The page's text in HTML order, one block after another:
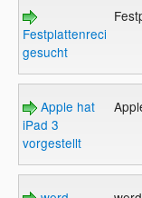
Festplattenreciever
gesucht
Apple hat
iPad 3
vorgestellt